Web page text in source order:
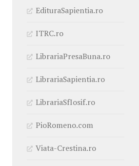
EdituraSapientia.ro
ITRC.ro
LibrariaPresaBuna.ro
LibrariaSapientia.ro
LibrariaSfIosif.ro
PioRomeno.com
Viata-Crestina.ro